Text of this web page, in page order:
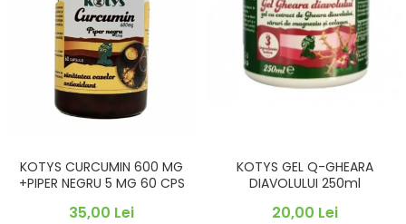
KOTYS CURCUMIN 600 MG
+PIPER NEGRU 5 MG 60 CPS
35,00 Lei
KOTYS GEL Q-GHEARA
DIAVOLULUI 250ml
20,00 Lei